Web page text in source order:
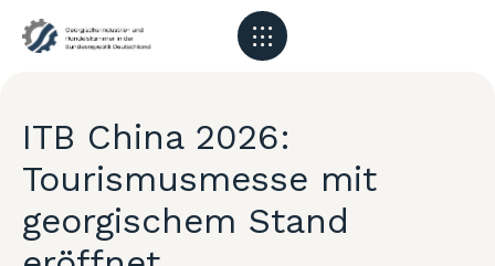
ITB China 2026:
Tourismusmesse mit
georgischem Stand